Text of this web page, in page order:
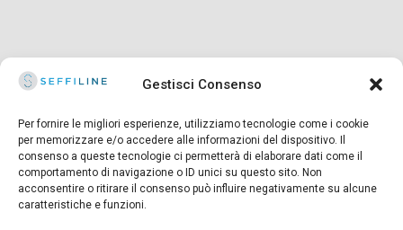
Gestisci Consenso
Per fornire le migliori esperienze, utilizziamo tecnologie come i cookie
per memorizzare e/o accedere alle informazioni del dispositivo. Il
consenso a queste tecnologie ci permetterà di elaborare dati come il
comportamento di navigazione o ID unici su questo sito. Non
acconsentire o ritirare il consenso può influire negativamente su alcune
caratteristiche e funzioni.
© 2025 Seffiline Srl Start Up Innovativa
Via Santo Stefano, 11 40125 Bologna - Italy
Partita IVA 02195171208 - R.E.A. BO-419844